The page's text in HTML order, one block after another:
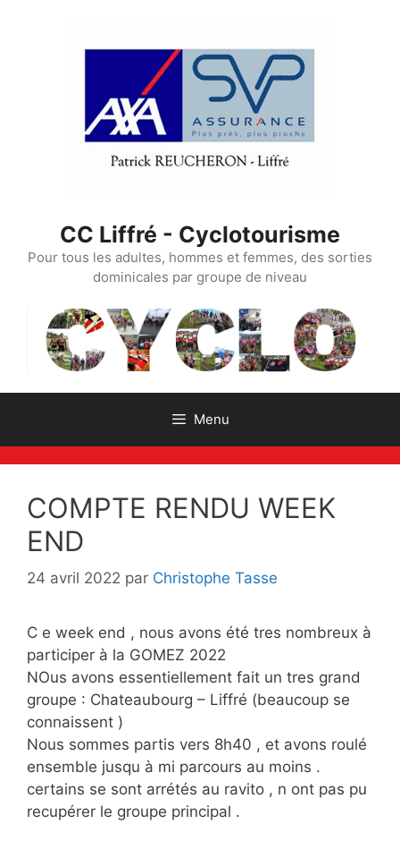
CC Liffré - Cyclotourisme
Pour tous les adultes, hommes et femmes, des sorties
dominicales par groupe de niveau
Menu
COMPTE RENDU WEEK
END
24 avril 2022 par Christophe Tasse
C e week end , nous avons été tres nombreux à
participer à la GOMEZ 2022
NOus avons essentiellement fait un tres grand
groupe : Chateaubourg – Liffré (beaucoup se
connaissent )
Nous sommes partis vers 8h40 , et avons roulé
ensemble jusqu à mi parcours au moins .
certains se sont arrétés au ravito , n ont pas pu
recupérer le groupe principal .